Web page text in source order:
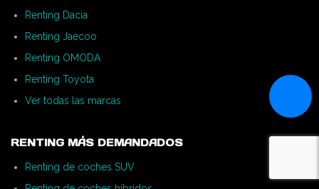
Renting Dacia
Renting Jaecoo
Renting OMODA
Renting Toyota
Ver todas las marcas
RENTING MÁS DEMANDADOS
Renting de coches SUV